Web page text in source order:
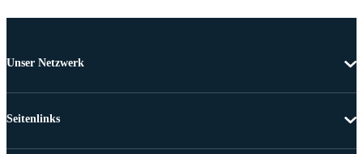
Unser Netzwerk
Seitenlinks